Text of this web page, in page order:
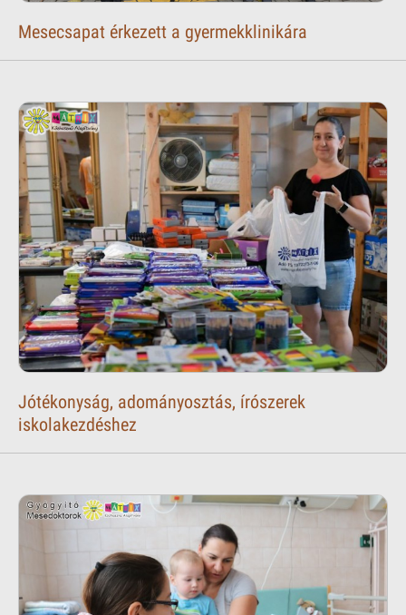
Mesecsapat érkezett a gyermekklinikára
Jótékonyság, adományosztás, írószerek
iskolakezdéshez